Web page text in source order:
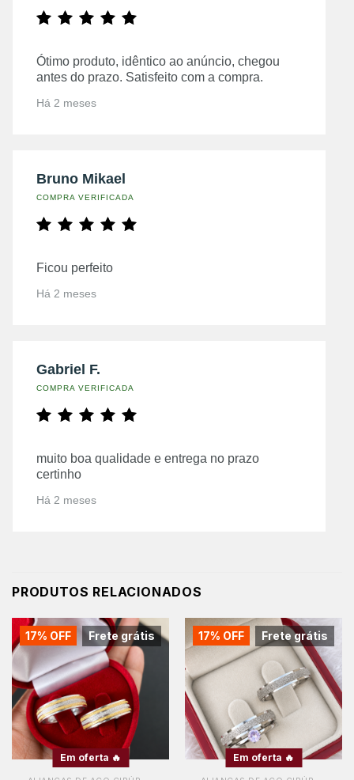
Ótimo produto, idêntico ao anúncio, chegou
antes do prazo. Satisfeito com a compra.
Há 2 meses
Bruno Mikael
COMPRA VERIFICADA
Ficou perfeito
Há 2 meses
Gabriel F.
COMPRA VERIFICADA
muito boa qualidade e entrega no prazo
certinho
Há 2 meses
PRODUTOS RELACIONADOS
Frete grátis
17% OFF
Em oferta 🔥
Frete grátis
17% OFF
Em oferta 🔥